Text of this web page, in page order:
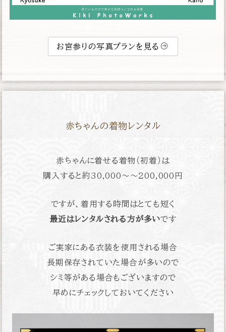
お宮参りの写真プランを見る
赤ちゃんの着物レンタル
赤ちゃんに着せる着物（初着）は
購入すると約30,000〜〜200,000円
ですが、着用する時間はとても短く
最近はレンタルされる方が多いです
ご実家にある衣装を使用される場合
長期保存されていた場合が多いので
シミ等がある場合もございますので
早めにチェックしておいてください